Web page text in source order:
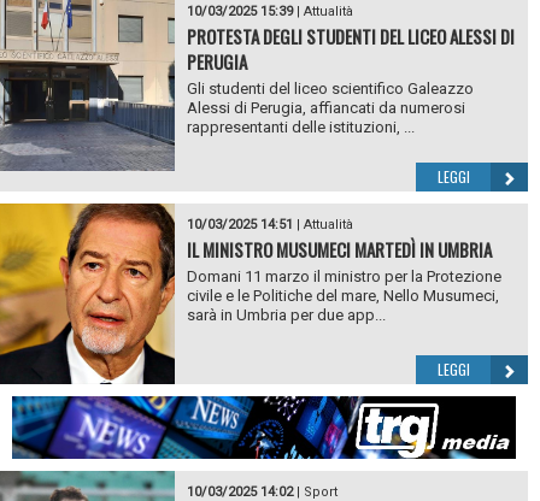
10/03/2025 15:39| Attualità
PROTESTA DEGLI STUDENTI DEL LICEO ALESSI DI
PERUGIA
Gli studenti del liceo scientifico Galeazzo
Alessi di Perugia, affiancati da numerosi
rappresentanti delle istituzioni, ...
LEGGI
10/03/2025 14:51 Attualità
IL MINISTRO MUSUMECI MARTEDÌ IN UMBRIA
Domani 11 marzo il ministro per la Protezione
civile e le Politiche del mare, Nello Musumeci,
sarà in Umbria per due app...
LEGGI
10/03/2025 14:02| Sport